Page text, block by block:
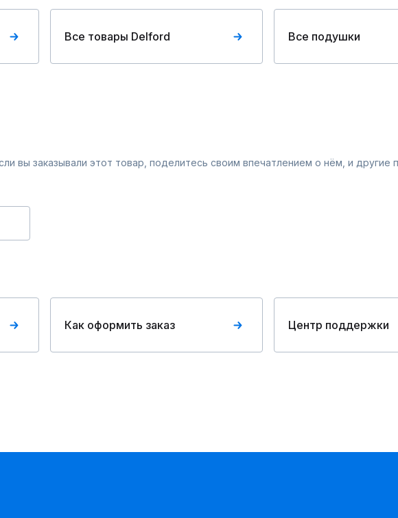
Все товары Delford Все подушки
вы заказывали этот товар, поделитесь своим впечатлением о нём, и другие
Как оформить заказ Центр поддержки